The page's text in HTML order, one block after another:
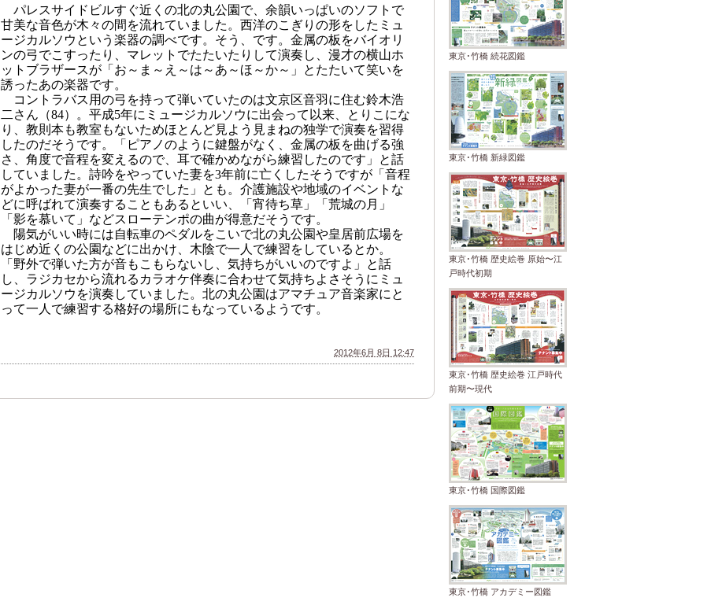
パレスサイドビルすぐ近くの北の丸公園で、余韻いっぱいのソフトで
甘美な音色が木々の間を流れていました。西洋のこぎりの形をしたミュ
ージカルソウという楽器の調べです。そう、です。金属の板をバイオリ
ンの弓でこすったり、マレットでたたいたりして演奏し、漫才の横山ホ
ットブラザースが「お～ま～え～は～あ～ほ～か～」とたたいて笑いを
誘ったあの楽器です。
コントラバス用の弓を持って弾いていたのは文京区音羽に住む鈴木浩
二さん（84）。平成5年にミュージカルソウに出会って以来、とりこにな
り、教則本も教室もないためほとんど見よう見まねの独学で演奏を習得
したのだそうです。「ピアノのように鍵盤がなく、金属の板を曲げる強
さ、角度で音程を変えるので、耳で確かめながら練習したのです」と話
していました。詩吟をやっていた妻を3年前に亡くしたそうですが「音程
がよかった妻が一番の先生でした」とも。介護施設や地域のイベントな
どに呼ばれて演奏することもあるといい、「宵待ち草」「荒城の月」
「影を慕いて」などスローテンポの曲が得意だそうです。
陽気がいい時には自転車のペダルをこいで北の丸公園や皇居前広場を
はじめ近くの公園などに出かけ、木陰で一人で練習をしているとか。
「野外で弾いた方が音もこもらないし、気持ちがいいのですよ」と話
し、ラジカセから流れるカラオケ伴奏に合わせて気持ちよさそうにミュ
ージカルソウを演奏していました。北の丸公園はアマチュア音楽家にと
って一人で練習する格好の場所にもなっているようです。
2012年6月 8日 12:47
東京･竹橋 続花図鑑
東京･竹橋 新緑図鑑
東京･竹橋 歴史絵巻 原始〜江
戸時代初期
東京･竹橋 歴史絵巻 江戸時代
前期〜現代
東京･竹橋 国際図鑑
東京･竹橋 アカデミー図鑑